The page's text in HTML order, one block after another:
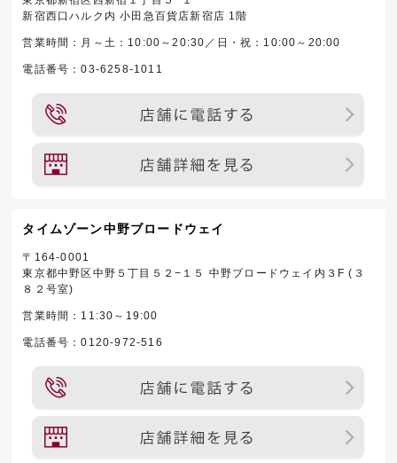
新宿西口ハルク内 小田急百貨店新宿店 1階
営業時間：月～土：10:00～20:30／日・祝：10:00～20:00
電話番号：03-6258-1011
タイムゾーン中野ブロードウェイ
〒164-0001
東京都中野区中野５丁目５２−１５ 中野ブロードウェイ内３F (３
８２号室)
営業時間：11:30～19:00
電話番号：0120-972-516